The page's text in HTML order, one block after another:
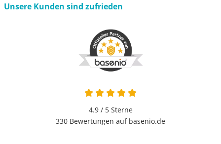
Unsere Kunden sind zufrieden
4.9 / 5Sterne
330 Bewertungen auf basenio.de